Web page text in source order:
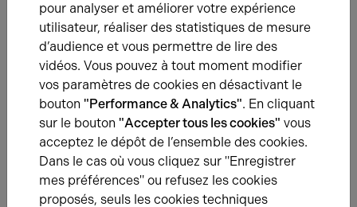
Les bases logistiques mobiles s'implantent ainsi au
cœur des villes sur des surfaces très restreintes et
constituent autant de points de départ adaptés à la
desserte d’un périmètre de livraison par des véhicules
propres.
Les commerces s'organisent pourpartager des
espaces de stockage déportés afin d’optimiser la
surface de vente et de profiter des avantages d’un
pour analyser et améliorer votre expérience
utilisateur, réaliser des statistiques de mesure
d’audience et vous permettre de lire des
vidéos. Vous pouvez à tout moment modifier
vos paramètres de cookies en désactivant le
bouton "Performance & Analytics". En cliquant
sur le bouton "Accepter tous les cookies" vous
acceptez le dépôt de l’ensemble des cookies.
Dans le cas où vous cliquez sur "Enregistrer
mes préférences" ou refusez les cookies
proposés, seuls les cookies techniques